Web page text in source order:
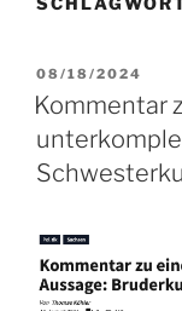
AM
08/18/2024
Kommentar